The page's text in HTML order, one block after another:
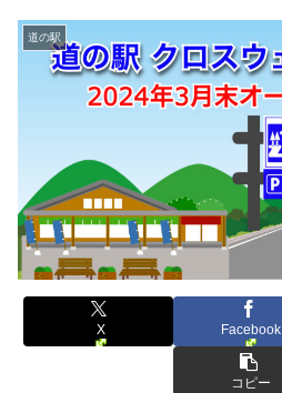
道の駅
X Facebook
コピー